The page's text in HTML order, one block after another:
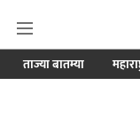
ताज्या बातम्या